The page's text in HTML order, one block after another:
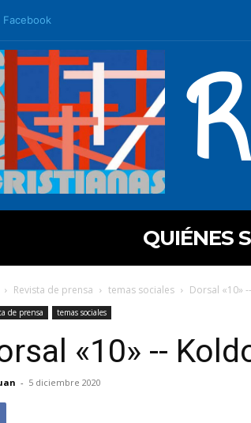
Facebook
QUIÉNES
Revista de prensa temas sociales Dorsal «10»
de prensa temas sociales
«10» --
- 5 diciembre 2020